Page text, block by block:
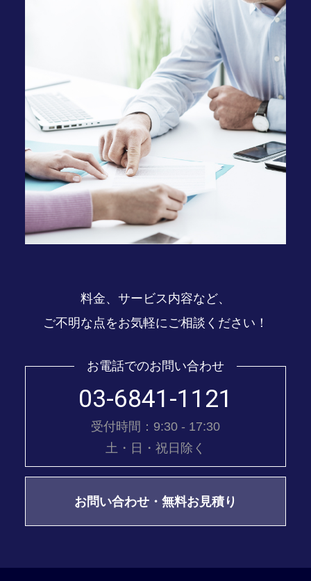
料金、サービス内容など、
ご不明な点をお気軽にご相談ください！
お電話でのお問い合わせ
03-6841-1121
受付時間：9:30 - 17:30
土・日・祝日除く
お問い合わせ・無料お見積り